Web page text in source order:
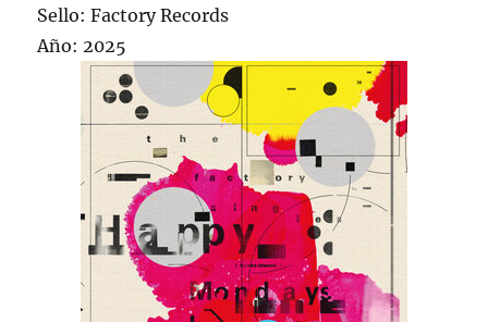
Sello: Factory Records
Año: 2025